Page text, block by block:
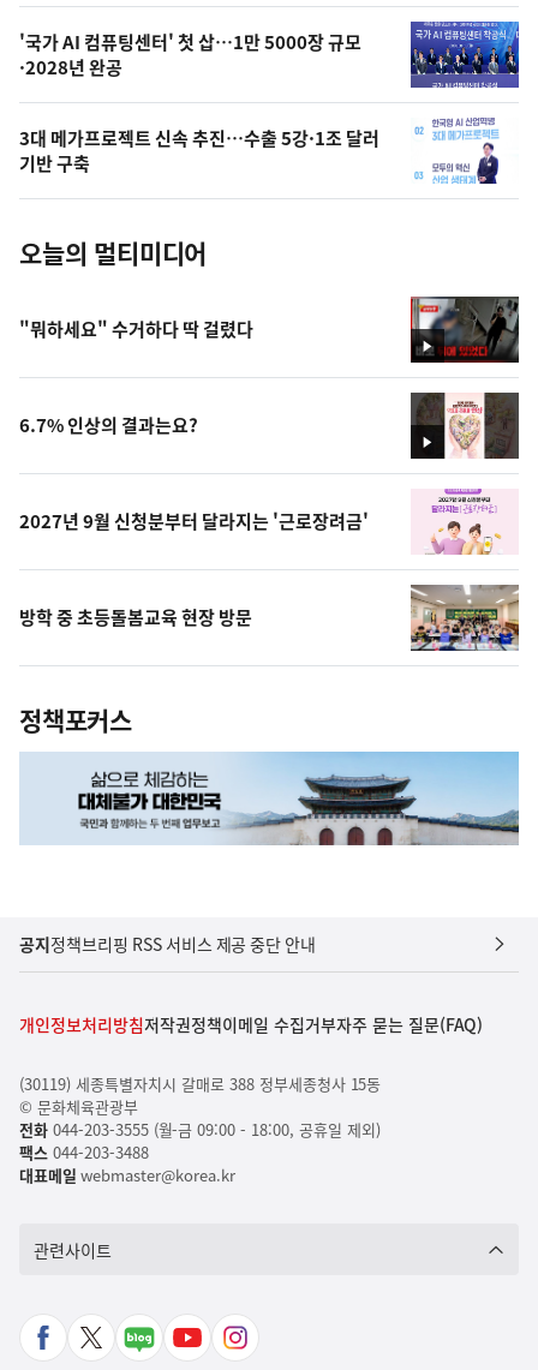
오
늘
사
진
'국가 AI 컴퓨팅센터' 첫 삽…1만 5000장 규모
·2028년 완공
3대 메가프로젝트 신속 추진…수출 5강·1조 달러
기반 구축
오늘의 멀티미디어
영
상
"뭐하세요" 수거하다 딱 걸렸다
영
상
6.7% 인상의 결과는요?
2027년 9월 신청분부터 달라지는 '근로장려금'
방학 중 초등돌봄교육 현장 방문
정책포커스
공지정책브리핑 RSS 서비스 제공 중단 안내
개인정보처리방침저작권정책이메일 수집거부자주 묻는 질문(FAQ)
(30119) 세종특별자치시 갈매로 388 정부세종청사 15동
© 문화체육관광부
전화044-203-3555 (월-금 09:00 - 18:00, 공휴일 제외)
팩스044-203-3488
대표메일 webmaster@korea.kr
관련사이트
페
X
네
유
인